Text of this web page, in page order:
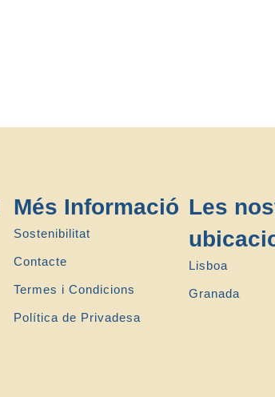
Més Informació
Sostenibilitat
Contacte
Termes i Condicions
Política de Privadesa
Les
Lisboa
Granada